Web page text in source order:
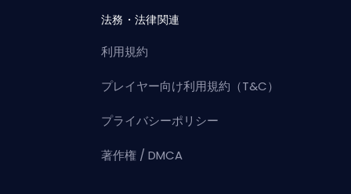
法務・法律関連
利用規約
プレイヤー向け利用規約（T&C）
プライバシーポリシー
著作権 / DMCA